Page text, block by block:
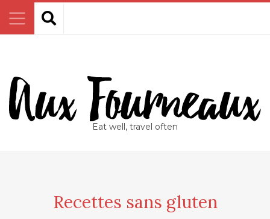
Eat well, travel often
Recettes sans gluten